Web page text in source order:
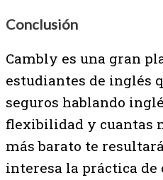
Conclusión
Cambly es una gran
estudiantes de inglés
seguros hablando
flexibilidad y cuantas
más barato te
interesa la práctica de